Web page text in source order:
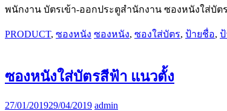
พนักงาน บัตรเข้า-ออกประตูสำนักงาน ซองหนังใส่บัต
PRODUCT, ซองหนัง ซองหนัง, ซองใส่บัตร, ป้ายชื่อ, ป้
ซองหนังใส่บัตรสีฟ้า แนวตั้ง
27/01/201929/04/2019 admin